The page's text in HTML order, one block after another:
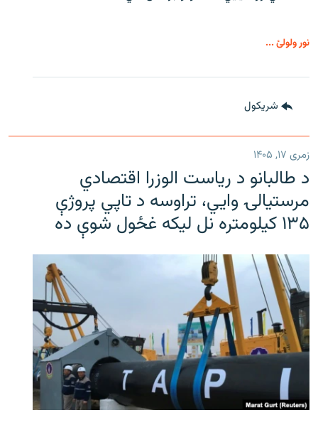
نور ولولئ ...
شريکول
زمری ۱۷, ۱۴۰۵
د طالبانو د ریاست الوزرا اقتصادي
مرستیالۍ وایي، تراوسه د تاپي پروژې
۱۳۵ کیلومتره نل لیکه غځول شوې ده